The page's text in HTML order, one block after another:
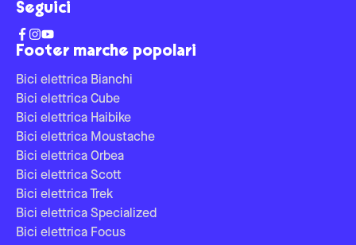
Footer marche popolari
Bici elettrica Bianchi
Bici elettrica Cube
Bici elettrica Haibike
Bici elettrica Moustache
Bici elettrica Orbea
Bici elettrica Scott
Bici elettrica Trek
Bici elettrica Specialized
Bici elettrica Focus
Seguici